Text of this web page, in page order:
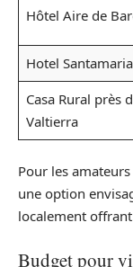
Hôtel Aire de
Hotel Santamaria
Casa Rural près
Valtierra
Pour les
une option
localement
Budget pour